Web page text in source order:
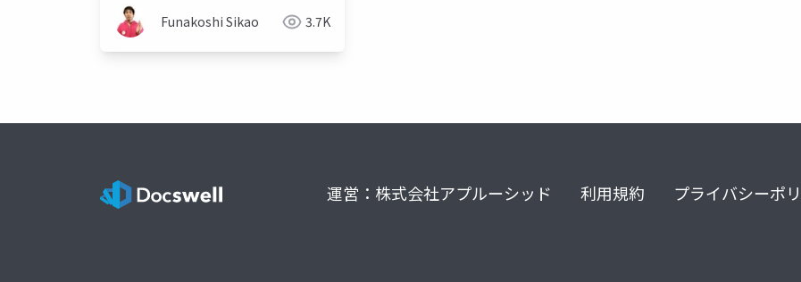
Funakoshi Sikao 3.7K
運営：株式会社アプルーシッド 利用規約 プライバシーポ